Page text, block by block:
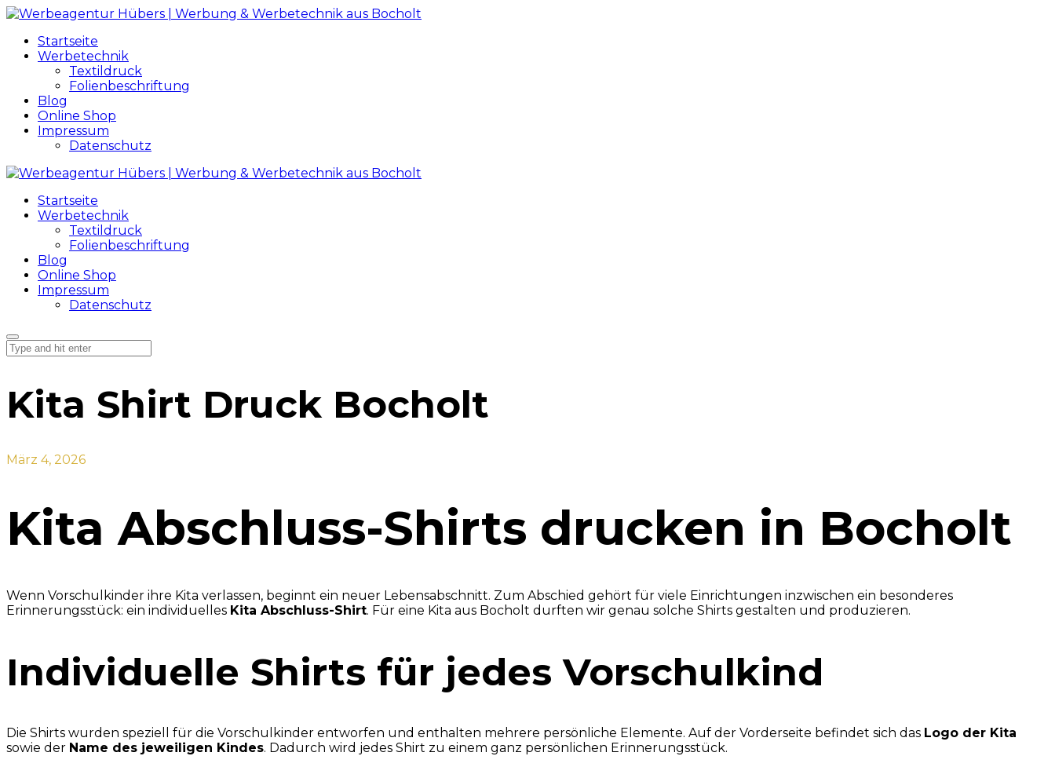
Startseite
Werbetechnik
Textildruck
Folienbeschriftung
Blog
Online Shop
Impressum
Datenschutz
Startseite
Werbetechnik
Textildruck
Folienbeschriftung
Blog
Online Shop
Impressum
Datenschutz
Kita Shirt Druck Bocholt
März 4, 2026
Kita Abschluss-Shirts drucken in Bocholt
Wenn Vorschulkinder ihre Kita verlassen, beginnt ein neuer Lebensabschnitt. Zum Abschied gehört für viele Einrichtungen inzwischen ein besonderes
Erinnerungsstück: ein individuelles Kita Abschluss-Shirt. Für eine Kita aus Bocholt durften wir genau solche Shirts gestalten und produzieren.
Individuelle Shirts für jedes Vorschulkind
Die Shirts wurden speziell für die Vorschulkinder entworfen und enthalten mehrere persönliche Elemente. Auf der Vorderseite befindet sich das Logo der Kita
sowie der Name des jeweiligen Kindes. Dadurch wird jedes Shirt zu einem ganz persönlichen Erinnerungsstück.